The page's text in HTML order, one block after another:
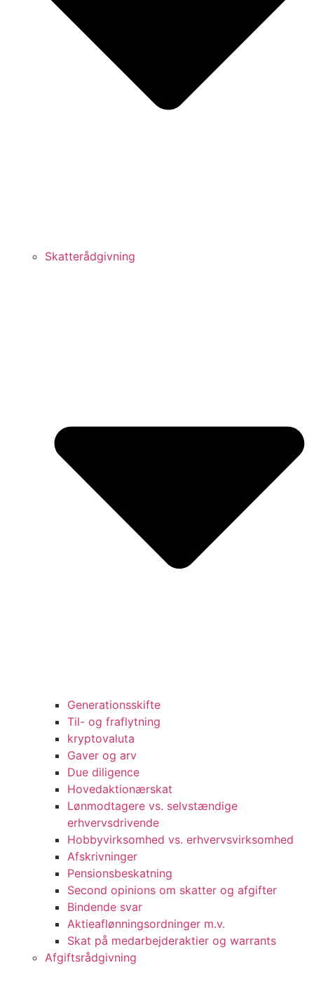
Skatterådgivning
Generationsskifte
Til- og fraflytning
kryptovaluta
Gaver og arv
Due diligence
Hovedaktionærskat
Lønmodtagere vs. selvstændige
erhvervsdrivende
Hobbyvirksomhed vs. erhvervsvirksomhed
Afskrivninger
Pensionsbeskatning
Second opinions om skatter og afgifter
Bindende svar
Aktieaflønningsordninger m.v.
Skat på medarbejderaktier og warrants
Afgiftsrådgivning